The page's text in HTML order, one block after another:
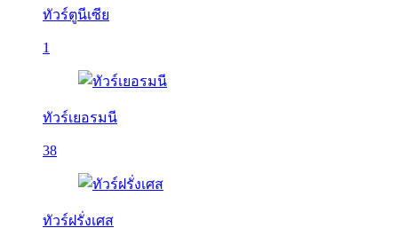
ทัวร์ตูนีเซีย
1
ทัวร์เยอรมนี
38
ทัวร์ฝรั่งเศส